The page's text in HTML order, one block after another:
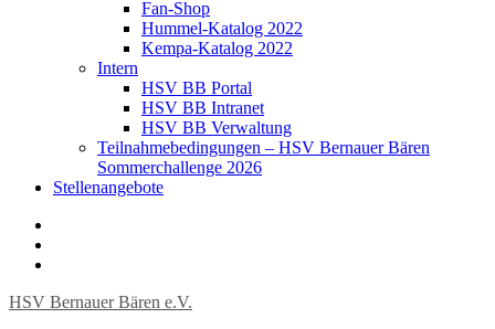
Fan-Shop
Hummel-Katalog 2022
Kempa-Katalog 2022
Intern
HSV BB Portal
HSV BB Intranet
HSV BB Verwaltung
Teilnahmebedingungen – HSV Bernauer Bären
Sommerchallenge 2026
Stellenangebote
HSV Bernauer Bären e.V.